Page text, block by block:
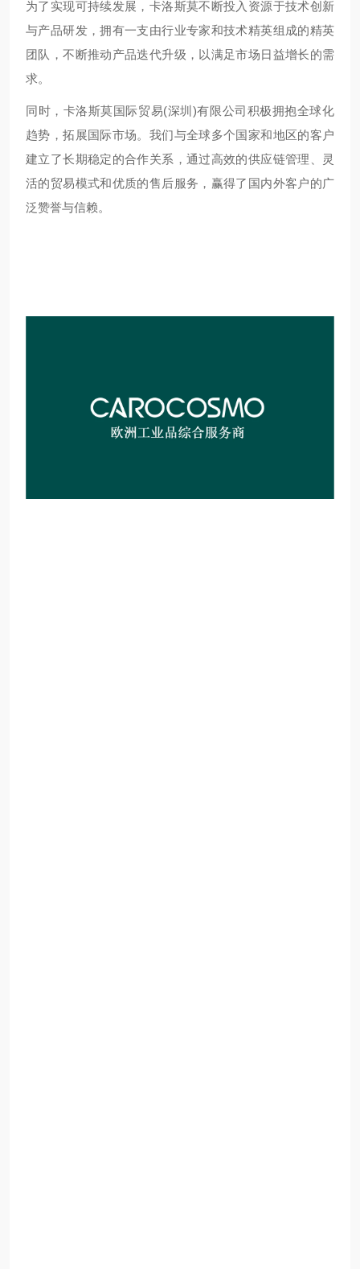
为了实现可持续发展，卡洛斯莫不断投入资源于技术创新
与产品研发，拥有一支由行业专家和技术精英组成的精英
团队，不断推动产品迭代升级，以满足市场日益增长的需
求。
同时，卡洛斯莫国际贸易(深圳)有限公司积极拥抱全球化
趋势，拓展国际市场。我们与全球多个国家和地区的客户
建立了长期稳定的合作关系，通过高效的供应链管理、灵
活的贸易模式和优质的售后服务，赢得了国内外客户的广
泛赞誉与信赖。